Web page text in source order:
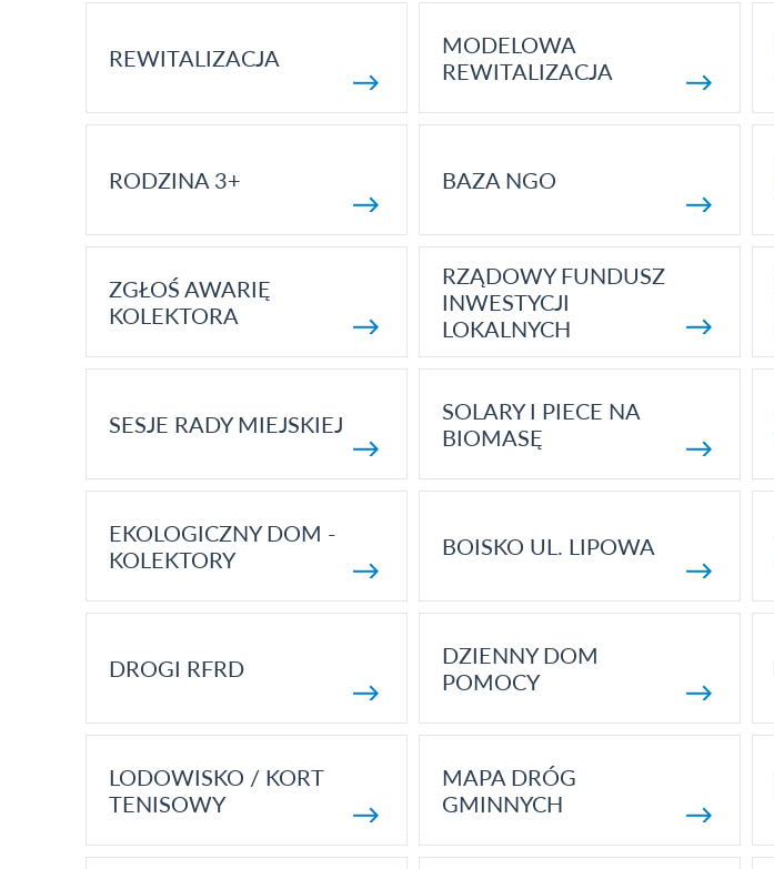
REWITALIZACJA
MODELOWA
REWITALIZACJA
RODZINA 3+ BAZA NGO
ZGŁOŚ AWARIĘ
KOLEKTORA
RZĄDOWY FUNDUSZ
INWESTYCJI
LOKALNYCH
SESJE RADY MIEJSKIEJ
SOLARY I PIECE NA
BIOMASĘ
EKOLOGICZNY DOM -
KOLEKTORY
BOISKO UL. LIPOWA
DROGI RFRD
DZIENNY DOM
POMOCY
LODOWISKO / KORT
TENISOWY
MAPA DRÓG
GMINNYCH